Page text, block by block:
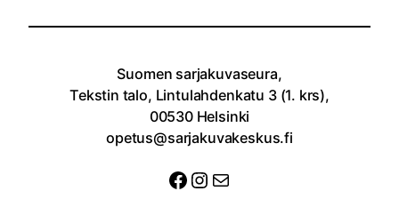
Suomen sarjakuvaseura,
Tekstin talo, Lintulahdenkatu 3 (1. krs),
00530 Helsinki
opetus@sarjakuvakeskus.fi
Facebook
Instagram
Sähköposti